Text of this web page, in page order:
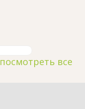
посмотреть все